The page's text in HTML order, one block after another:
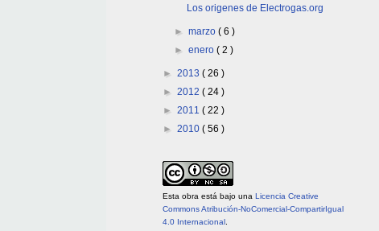
Los origenes de Electrogas.org
►marzo( 6 )
►enero( 2 )
► 2013 ( 26 )
► 2012 ( 24 )
► 2011 ( 22 )
► 2010 ( 56 )
Esta obra está bajo una Licencia Creative
Commons Atribución-NoComercial-CompartirIgual
4.0 Internacional